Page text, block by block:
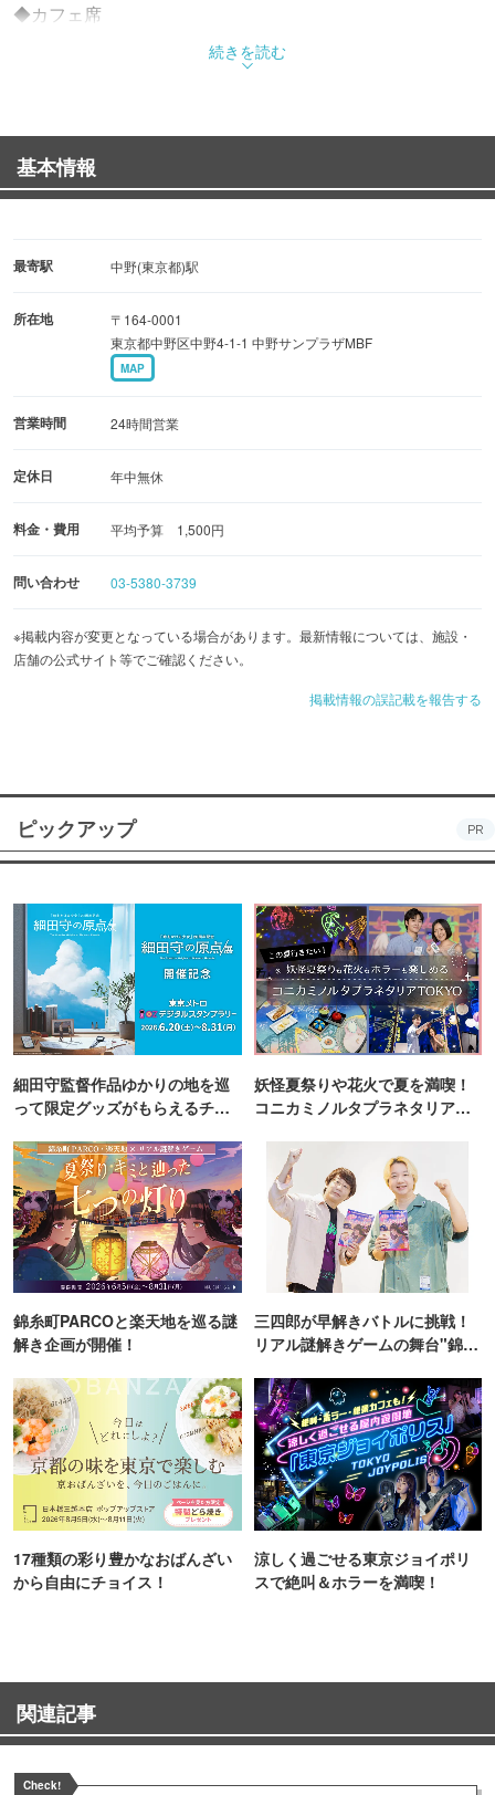
◆カフェ席
☆漫画・雑誌読み放題☆ドリンクバー飲み放題☆
●食事付きプラン
2時間+軽食900円
エビプラフ・カレー・パスタ等からお好きな料理を1品
ダーツ料金
以降延長10分 90円
その他にもお得な料金プランが御座います。
詳しくはHPをご確認下さい。
続きを読む
基本情報
最寄駅 中野(東京都)駅
所在地
〒164-0001
東京都中野区中野4-1-1 中野サンプラザMBF
MAP
営業時間 24時間営業
定休日 年中無休
料金・費用 平均予算 1,500円
問い合わせ 03-5380-3739
※掲載内容が変更となっている場合があります。最新情報については、施設・
店舗の公式サイト等でご確認ください。
掲載情報の誤記載を報告する
ピックアップ PR
細田守監督作品ゆかりの地を巡
って限定グッズがもらえるチャ
妖怪夏祭りや花火で夏を満喫！
コニカミノルタプラネタリア
錦糸町PARCOと楽天地を巡る謎
解き企画が開催！
三四郎が早解きバトルに挑戦！
リアル謎解きゲームの舞台"錦糸
17種類の彩り豊かなおばんざい
から自由にチョイス！
涼しく過ごせる東京ジョイポリ
スで絶叫＆ホラーを満喫！
関連記事
Check!